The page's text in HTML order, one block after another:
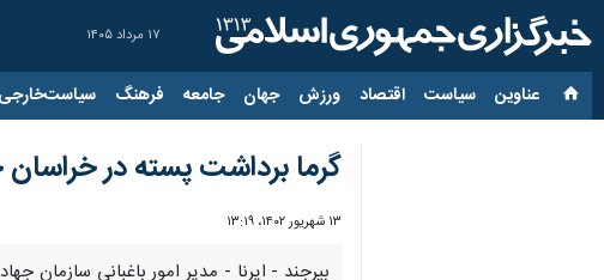
۱۷ مرداد ۱۴۰۵
عناوین‌ سیاست اقتصاد ورزش جهان جامعه فرهنگ سیاست‌خارجی
گرما برداشت پسته در
۱۳ شهریور ۱۴۰۲، ۱۳:۱۹